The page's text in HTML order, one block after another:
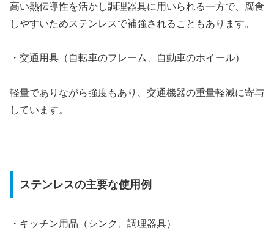
高い熱伝導性を活かし調理器具に用いられる一方で、腐食
しやすいためステンレスで補強されることもあります。
・交通用具（自転車のフレーム、自動車のホイール）
軽量でありながら強度もあり、交通機器の重量軽減に寄与
しています。
ステンレスの主要な使用例
・キッチン用品（シンク、調理器具）